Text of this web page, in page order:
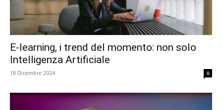
E-learning, i trend del momento: non solo
Intelligenza Artificiale
18 Dicembre 2024 0